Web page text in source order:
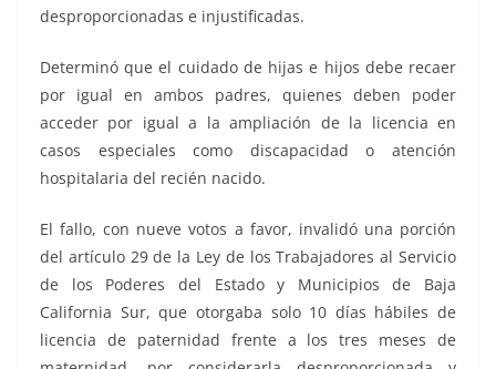
desproporcionadas e injustificadas.
Determinó que el cuidado de hijas e hijos debe recaer
por igual en ambos padres, quienes deben poder
acceder por igual a la ampliación de la licencia en
casos especiales como discapacidad o atención
hospitalaria del recién nacido.
El fallo, con nueve votos a favor, invalidó una porción
del artículo 29 de la Ley de los Trabajadores al Servicio
de los Poderes del Estado y Municipios de Baja
California Sur, que otorgaba solo 10 días hábiles de
licencia de paternidad frente a los tres meses de